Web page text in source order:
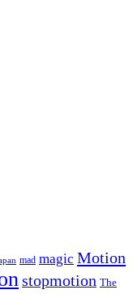
mad magic Motion
stopmotion The